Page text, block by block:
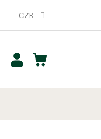
CZK
NÁKUPNÍ